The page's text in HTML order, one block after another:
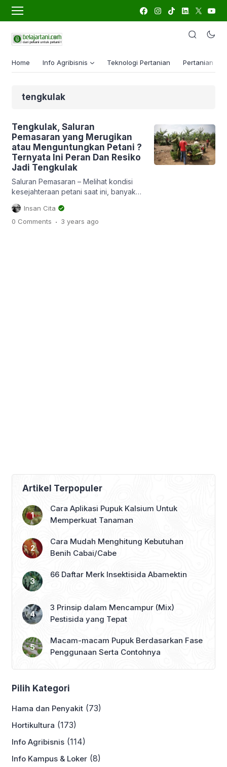
Home Info Agribisnis Teknologi Pertanian Pertanian
tengkulak
Tengkulak, Saluran
Pemasaran yang Merugikan
atau Menguntungkan Petani ?
Ternyata Ini Peran Dan Resiko
Jadi Tengkulak
Saluran Pemasaran – Melihat kondisi
kesejahteraan petani saat ini, banyak
pihak yang menyalahkan salah satunya
tengkulak. Banyak sekali yang
menyalahkan tengkulak terlalu banyak
Insan Cita
0 Comments . 3 years ago
Artikel Terpopuler
Cara Aplikasi Pupuk Kalsium Untuk
Memperkuat Tanaman
Cara Mudah Menghitung Kebutuhan
Benih Cabai/Cabe
66 Daftar Merk Insektisida Abamektin
3 Prinsip dalam Mencampur (Mix)
Pestisida yang Tepat
Macam-macam Pupuk Berdasarkan Fase
Penggunaan Serta Contohnya
Pilih Kategori
Hama dan Penyakit (73)
Hortikultura (173)
Info Agribisnis (114)
Info Kampus & Loker (8)